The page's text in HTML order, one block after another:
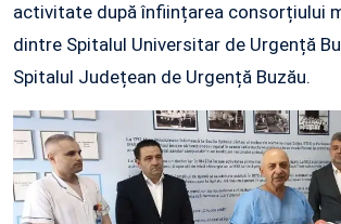
activitate după înființarea consorțiului
dintre Spitalul Universitar de Urgență
Spitalul Județean de Urgență Buzău.